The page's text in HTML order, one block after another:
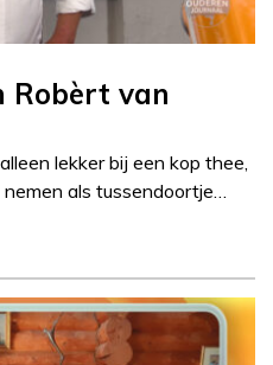
Robèrt van
lekker bij een kop thee,
als tussendoortje…